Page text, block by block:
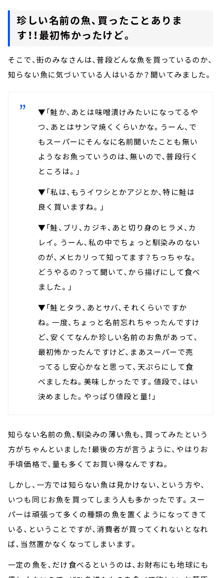
珍しい名前の魚、買ったことありま
す！！最初怖かったけど。
そこで、街のみなさんは、普段どんな魚を買っているのか、
知らない魚に気づいている人はいるか？聞いてみました。
▼「鮭か、あとは味噌漬けみたいになってるや
つ、あとはサンマ焼くくらいかな。うーん、で
もスーパーにそんなに名前聞いたことも無い
ようなお魚っていうのは、無いので、普段行く
ところは。」
▼「私は、もうイワシとかアジとか、特に鮭は
良く買いますね。」
▼「鮭、ブリ、カジキ、あと切り身のヒラメ、カ
レイ。うーん、私の中でちょっと馴染みのない
のが、メヒカリって知ってます？ちっちゃな。
どうやるの？って聞いて、から揚げにして食べ
ました。」
▼「鮭とタラ、あとサバ、それくらいですか
ね。一度、ちょっと名前忘れちゃったんですけ
ど、安くてなんか珍しい名前のお魚があって、
最初怖かったんですけど、まあスーパーで売
ってるし安心かなと思って、天ぷらにして食
べましたね。美味しかったです。値段で、はい
決めました。やっぱり値段と量！」
知らない名前の魚、馴染みの薄い魚も、買ってみたという
方がちゃんといました！最後の方が言うように、やはりお
手頃価格で、量も多くてお買い得なんですね。
しかし、一方では知らない魚は見かけない、という方や、
いつも同じお魚を買ってしまう人も多かったです。スー
パーは頑張って多くの種類の魚を置くようになってきて
いる、ということですが、消費者が買ってくれないとなれ
ば、当然置かなくなってしまいます。
一定の魚を、だけ食べるというのは、お財布にも地球にも